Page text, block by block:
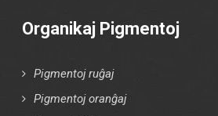
Organikaj Pigmentoj
Pigmentoj ruĝaj
Pigmentoj oranĝaj